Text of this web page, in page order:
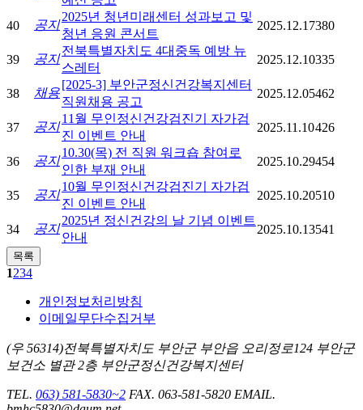
40 공지
2025년 청년미래센터 성과보고 및
청년 응원 콘서트
2025.12.17380
39 공지
전북특별자치도 4대중독 예방 뉴
스레터
2025.12.10335
38 채용
[2025-3] 부안군정신건강복지센터
직원채용 공고
2025.12.05462
37 공지
11월 무인정신건강검진기 자가검
진 이벤트 안내
2025.11.10426
36 공지
10.30(목) 전 직원 워크숍 참여로
인한 부재 안내
2025.10.29454
35 공지
10월 무인정신건강검진기 자가검
진 이벤트 안내
2025.10.20510
34 공지
2025년 정신건강의 날 기념 이벤트
안내
2025.10.13541
1234
개인정보처리방침
이메일무단수집거부
(우 56314)전북특별자치도 부안군 부안읍 오리정로124 부안군
보건소 별관 2층 부안군정신건강복지센터
TEL. 063) 581-5830~2 FAX. 063-581-5820 EMAIL.